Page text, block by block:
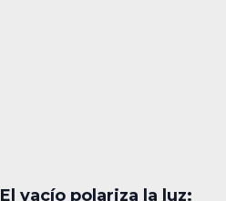
El vacío polariza la luz: